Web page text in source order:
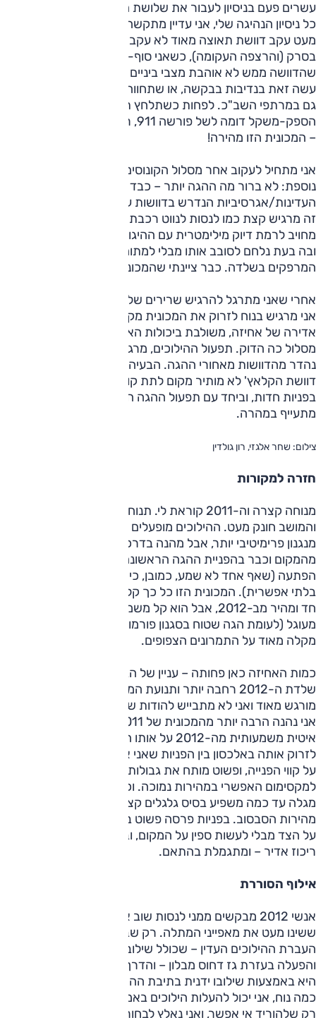
עשרים פעם בניסיון לעבור את שלושת המטרים הראשונים. עם
כל ניסיון הנהיגה שלי, אני עדיין מתקשה לבצע זאת כראוי, לא
מעט עקב דוושת תאוצה מאוד לא עקבית ומנוע שנוטה להיכבות
בסרק (והרצפה העקומה), כשאני סוף-סוף יוצא לדרכי, אני מגלה
שהדוושה ממש לא אוהבת מצבי ביניים – אם אתה כבר לוחץ,
עשה זאת בנדיבות בבקשה, או שתחווה טלטולים שאינם מקובלים
גם במרתפי השב"כ. לפחות כשתלחץ תגלה איך מרגיש יחס
הספק-משקל דומה לשל פורשה 911, רק על משקל נמוך פי כמה
– המכונית הזו מהירה!
אני מתחיל לעקוב אחר מסלול הקונוסים ההדוק ומיד מגלה בעיה
נוספת: לא ברור מה ההגה יותר – כבד או חד – ושילוב
העדינות/אגרסיביות הנדרש בדוושות עושה כאן קאמבק, בגדול.
זה מרגיש קצת כמו לנסות לנווט רכבת הרים ללא מסילה – אתה
מחויב לרמת דיוק מילימטרית עם ההיגוי בין הקונוסים הצפופים,
ובה בעת נלחם לסובב אותו מבלי למתוח איזה שריר או לדפוק את
המרפקים בשלדה. כבר ציינתי שהמכונית הזו קטנטנה?
אחרי שאני מתרגל להרגיש שרירים שלא הפעלתי כבר עשורים,
אני מרגיש בנוח לזרוק את המכונית מקונוס לקונוס ומגלה כמות
אדירה של אחיזה, משולבת ביכולות האצה ובלימה נפלאות עבור
מסלול כה הדוק. תפעול ההילוכים, מרגע שיצאת לדרך, עובד
נהדר מהדוושות מאחורי ההגה. הבעיה היחידה היא שמיקום
דוושת הקלאץ' לא מותיר מקום לתת קונטרה עם רגל שמאל
בפניות חדות, וביחד עם תפעול ההגה הקשה אני מוצא את עצמי
מתעייף במהרה.
צילום: שחר אלגזי, רון גולדין
חזרה למקורות
מנוחה קצרה וה-2011 קוראת לי. תנוחת הישיבה זקופה (יותר)
והמושב חונק מעט. ההילוכים מופעלים בעזרת ידית בצד שמאל –
מנגנון פרימיטיבי יותר, אבל מהנה בדרכו שלו. קל יותר לצאת
מהמקום וכבר בהפניית ההגה הראשונה אני משחרר קריאת
הפתעה (שאף אחד לא שמע, כמובן, כי המנוע מרעיש בצורה
בלתי אפשרית). המכונית הזו כל כך קלה לנהיגה! ההגה פחות
חד ומהיר מב-2012, אבל הוא קל משמעותית והעובדה שהוא
מקלה מאוד על התמרונים הצפופים.
כמות האחיזה כאן פחותה – עניין של הבדלים בתכנון ובכיול.
שלדת ה-2012 רחבה יותר ותנועת המתלים קצרה יותר. ההבדל
מורגש מאוד ואני לא מתבייש להודות שבתור חובב משחקי אחיזה
איטית משמעותית מה-2012 על אותו התוואי, אבל כל כך קל
לזרוק אותה באלכסון בין הפניות שאני אפילו לא מתאמץ לשמור
על קווי הפנייה, ופשוט מותח את גבולותיה – וגבולותיי – עד
למקסימום האפשרי במהירות נמוכה. וככל שהמהירות יורדת אני
מגלה עד כמה משפיע בסיס גלגלים קצרצר ומנוע מרכזי על
מהירות הסבסוב. בפניות פרסה פשוט בלתי אפשרי לשמור אותה
על הצד מבלי לעשות ספין על המקום, ובין הקונוסים היא דורשת
ריכוז אדיר – ומתגמלת בהתאם.
אילוף הסוררת
אנשי 2012 מבקשים ממני לנסות שוב את המכונית שלהם, לאחר
ששינו מעט את מאפייני המתלה. רק שבין לבין התקלקל מנגנון
העברת ההילוכים העדין – שכולל שילוב של פיקוד אלקטרוני
והפעלה בעזרת גז דחוס מבלון – והדרך היחידה להעביר לראשון
היא באמצעות שילובו ידנית בתיבת ההילוכים שמאחוריי. אחר כך,
כמה נוח, אני יכול להעלות הילוכים באמצעות כפתור לצד ההגה.
רק שלהוריד אי אפשר, ואני נאלץ לבחור הילוך שני ולהתמיד איתו.